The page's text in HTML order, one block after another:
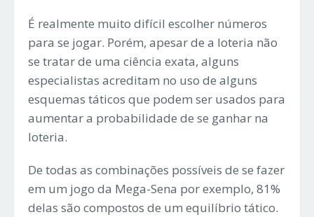
É realmente muito difícil escolher números
para se jogar. Porém, apesar de a loteria não
se tratar de uma ciência exata, alguns
especialistas acreditam no uso de alguns
esquemas táticos que podem ser usados para
aumentar a probabilidade de se ganhar na
loteria.
De todas as combinações possíveis de se fazer
em um jogo da Mega-Sena por exemplo, 81%
delas são compostos de um equilíbrio tático.